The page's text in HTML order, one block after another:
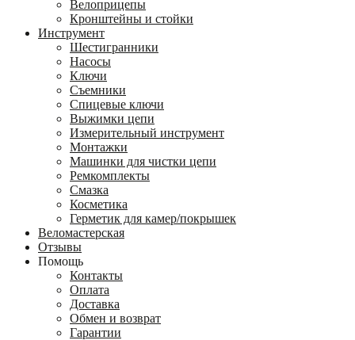
Велоприцепы
Кронштейны и стойки
Инструмент
Шестигранники
Насосы
Ключи
Съемники
Спицевые ключи
Выжимки цепи
Измерительный инструмент
Монтажки
Машинки для чистки цепи
Ремкомплекты
Смазка
Косметика
Герметик для камер/покрышек
Веломастерская
Отзывы
Помощь
Контакты
Оплата
Доставка
Обмен и возврат
Гарантии